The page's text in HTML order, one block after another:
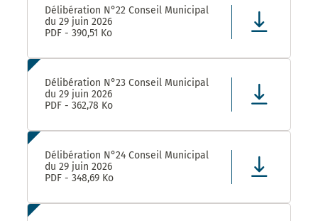
Délibération N°22 Conseil Municipal
du 29 juin 2026
PDF - 390,51 Ko
Délibération N°23 Conseil Municipal
du 29 juin 2026
PDF - 362,78 Ko
Délibération N°24 Conseil Municipal
du 29 juin 2026
PDF - 348,69 Ko